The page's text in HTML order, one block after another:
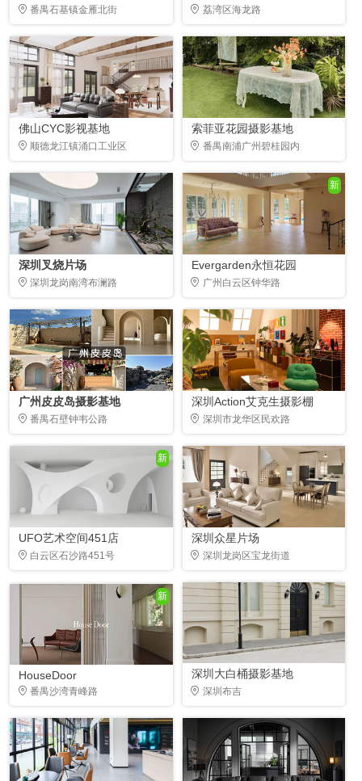
番禺石基镇金雁北街 荔湾区海龙路
佛山CYC影视基地
顺德龙江镇涌口工业区
索菲亚花园摄影基地
番禺南浦广州碧桂园内
深圳叉烧片场
深圳龙岗南湾布澜路
新
Evergarden永恒花园
广州白云区钟华路
广州皮皮岛摄影基地
番禺石壁钟韦公路
深圳Action艾克生摄影棚
深圳市龙华区民欢路
新
UFO艺术空间451店
白云区石沙路451号
深圳众星片场
深圳龙岗区宝龙街道
新
HouseDoor
番禺沙湾青峰路
深圳大白桶摄影基地
深圳布吉